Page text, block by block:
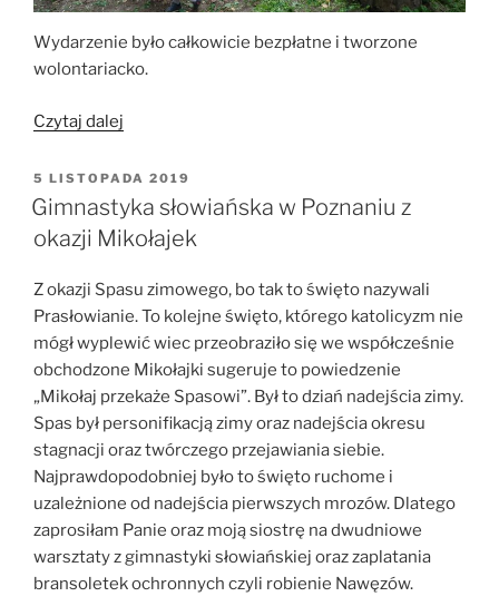
Wydarzenie było całkowicie bezpłatne i tworzone
wolontariacko.
Czytaj dalej
Słowiańskiej-
Gród
Zalesie”
OPUBLIKOWANE
W
5 LISTOPADA 2019
Gimnastyka słowiańska w Poznaniu z
okazji Mikołajek
Z okazji Spasu zimowego, bo tak to święto nazywali
Prasłowianie. To kolejne święto, którego katolicyzm nie
mógł wyplewić wiec przeobraziło się we współcześnie
obchodzone Mikołajki sugeruje to powiedzenie
„Mikołaj przekaże Spasowi”. Był to dziań nadejścia zimy.
Spas był personifikacją zimy oraz nadejścia okresu
stagnacji oraz twórczego przejawiania siebie.
Najprawdopodobniej było to święto ruchome i
uzależnione od nadejścia pierwszych mrozów. Dlatego
zaprosiłam Panie oraz moją siostrę na dwudniowe
warsztaty z gimnastyki słowiańskiej oraz zaplatania
bransoletek ochronnych czyli robienie Nawęzów.